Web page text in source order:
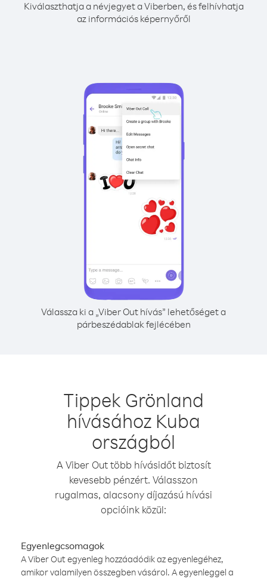
Kiválaszthatja a névjegyet a Viberben, és felhívhatja
az információs képernyőről
Válassza ki a „Viber Out hívás” lehetőséget a
párbeszédablak fejlécében
Tippek Grönland
hívásához Kuba
országból
A Viber Out több hívásidőt biztosít
kevesebb pénzért. Válasszon
rugalmas, alacsony díjazású hívási
opcióink közül:
Egyenlegcsomagok
A Viber Out egyenleg hozzáadódik az egyenlegéhez,
amikor valamilyen összegben vásárol. A egyenleggel a